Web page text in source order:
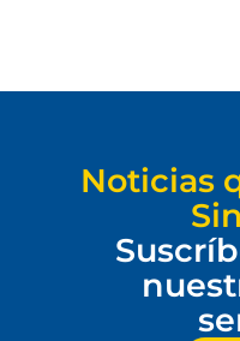
Noticias